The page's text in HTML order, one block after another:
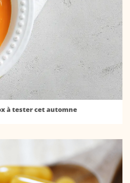
à tester cet automne